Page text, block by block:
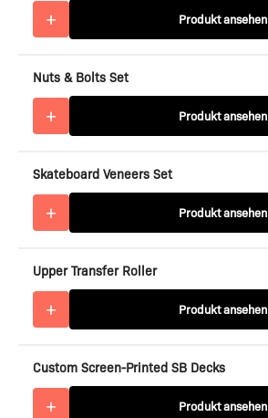
+ Produkt ansehen
Nuts & Bolts Set
+ Produkt ansehen
Skateboard Veneers Set
+ Produkt ansehen
Upper Transfer Roller
+ Produkt ansehen
Custom Screen-Printed SB Decks
+ Produkt ansehen